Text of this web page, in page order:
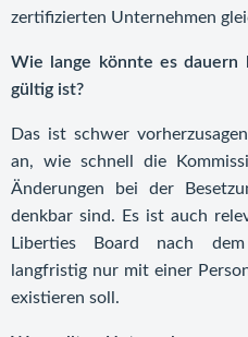
zertifizierten Unternehmen
Wie lange könnte es dauern
gültig ist?
Das ist schwer
an, wie schnell die
Änderungen bei der
denkbar sind. Es ist auch
Liberties Board nach
langfristig nur mit einer
existieren soll.